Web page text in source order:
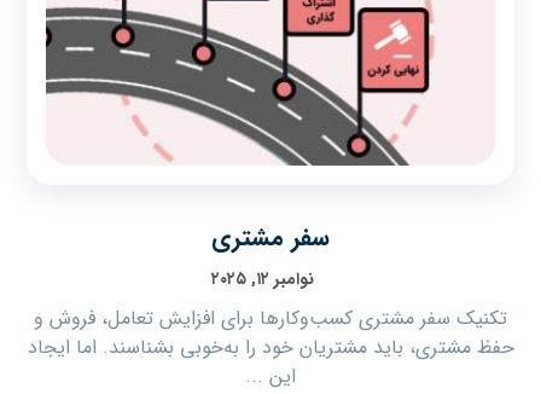
سفر مشتری
نوامبر ۱۲, ۲۰۲۵
تکنیک سفر مشتری کسب‌وکارها برای افزایش تعامل، فروش و
حفظ مشتری، باید مشتریان خود را به‌خوبی بشناسند. اما ایجاد
این ...